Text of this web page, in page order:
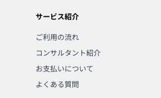
サービス紹介
ご利用の流れ
コンサルタント紹介
お支払いについて
よくある質問